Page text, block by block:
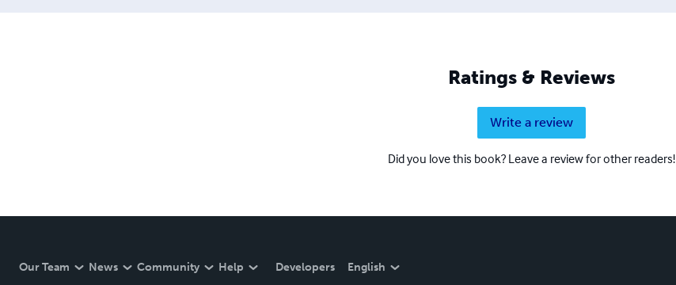
Ratings & Reviews
Write a review
Did you love this book? Leave a review for other readers!
Our Team News Community Help Developers English